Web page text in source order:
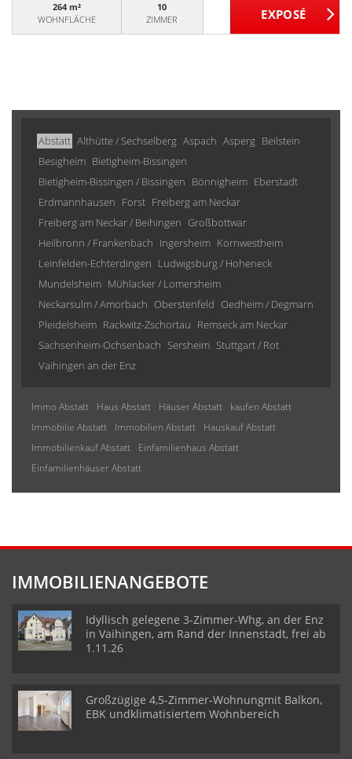
264 m²
WOHNFLÄCHE
10
ZIMMER
Abstatt Althütte / Sechselberg Aspach Asperg Beilstein
Besigheim Bietigheim-Bissingen
Bietigheim-Bissingen / Bissingen Bönnigheim Eberstadt
Erdmannhausen Forst Freiberg am Neckar
Freiberg am Neckar / Beihingen Großbottwar
Heilbronn / Frankenbach Ingersheim Kornwestheim
Leinfelden-Echterdingen Ludwigsburg / Hoheneck
Mundelsheim Mühlacker / Lomersheim
Neckarsulm / Amorbach Oberstenfeld Oedheim / Degmarn
Pleidelsheim Rackwitz-Zschortau Remseck am Neckar
Sachsenheim-Ochsenbach Sersheim Stuttgart / Rot
Vaihingen an der Enz
Immo Abstatt Haus Abstatt Häuser Abstatt
kaufen Abstatt
Immobilie Abstatt
Immobilien Abstatt
Hauskauf Abstatt
Immobilienkauf Abstatt
Einfamilienhaus Abstatt
Einfamilienhäuser Abstatt
IMMOBILIENANGEBOTE
Idyllisch gelegene 3-Zimmer-Whg, an der Enz
in Vaihingen, am Rand der Innenstadt, frei ab
1.11.26
Großzügige 4,5-Zimmer-Wohnungmit Balkon,
EBK undklimatisiertem Wohnbereich